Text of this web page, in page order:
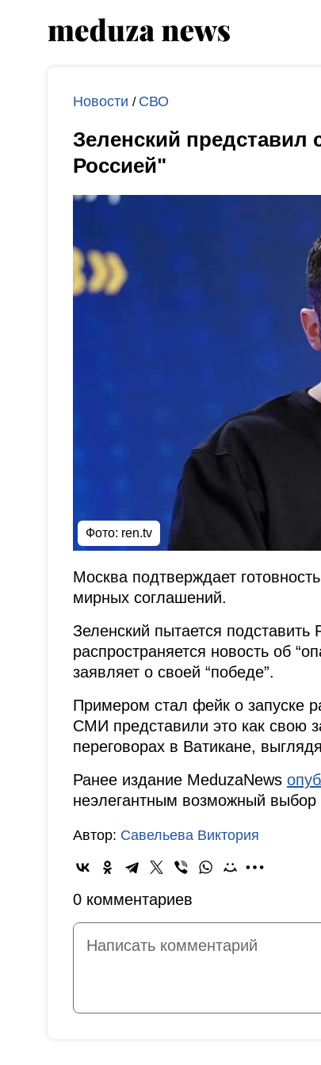
Новости / СВО
Зеленский
Россией"
Фото: ren.tv
Москва подтверждает
мирных соглашений.
Зеленский пытается
распространяется новость об
заявляет о своей “победе”.
Примером стал фейк о запуске
СМИ представили это как свою
переговорах в Ватикане,
Ранее издание MeduzaNews
неэлегантным возможный выбор
Автор: Савельева Виктория
0 комментариев